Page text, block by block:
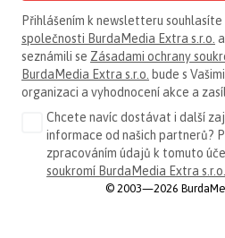
Přihlášením k newsletteru souhlasíte
společnosti BurdaMedia Extra s.r.o.
seznámili se Zásadami ochrany
BurdaMedia Extra s.r.o. bude s
organizaci a vyhodnocení akce a
Chcete navíc dostávat i další
informace od našich partnerů?
zpracováním údajů k tomuto
soukromí BurdaMedia Extra s.r.o.
© 2003—2026